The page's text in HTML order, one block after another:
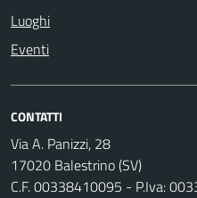
Luoghi
Eventi
CONTATTI
Via A. Panizzi, 28
17020 Balestrino (SV)
C.F. 00338410095 - P.Iva: